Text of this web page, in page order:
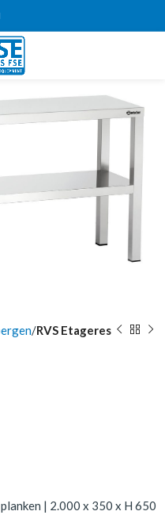
RVS Etageres
| 2.000 x 350 x H 650